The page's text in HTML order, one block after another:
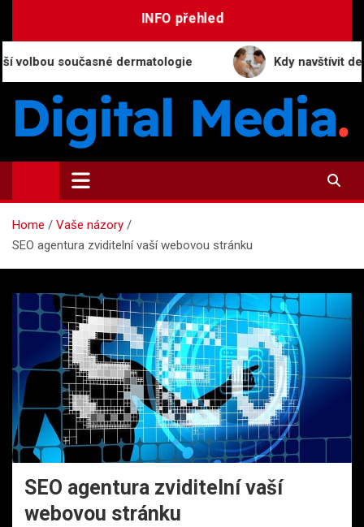
INFO přehled
současné dermatologie Kdy navštívit
Digital-Media.cz
Magazín zpravodajství a novinek
Home
Vaše názory
SEO agentura zviditelní vaší webovou stránku
SEO agentura zviditelní vaší
webovou stránku